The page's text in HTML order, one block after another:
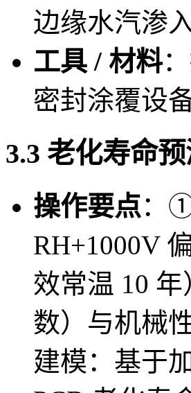
边缘水汽渗
工具 / 材料
密封涂覆设
3.3 老化寿命
操作要点：
RH+1000V
效常温 10
数）与机械
建模：基于